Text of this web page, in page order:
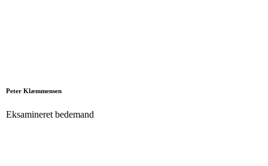
Peter Klæmmensen
Eksamineret bedemand